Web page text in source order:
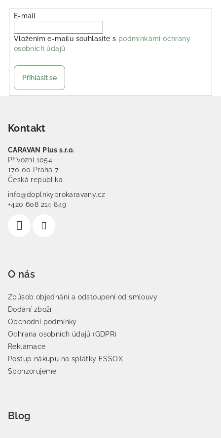
E-mail
Vložením e-mailu souhlasíte s podmínkami ochrany
osobních údajů
Přihlásit se
Kontakt
CARAVAN Plus s.r.o.
Přívozní 1054
170 00 Praha 7
Česká republika
info@doplnkyprokaravany.cz
+420 608 214 849
O nás
Způsob objednání a odstoupení od smlouvy
Dodání zboží
Obchodní podmínky
Ochrana osobních údajů (GDPR)
Reklamace
Postup nákupu na splátky ESSOX
Sponzorujeme
Blog